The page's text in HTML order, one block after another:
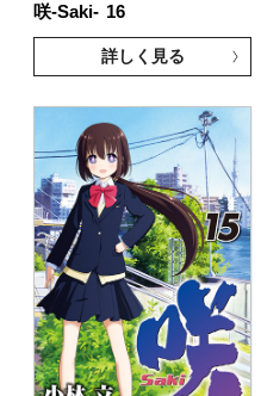
咲-Saki- 16
詳しく見る